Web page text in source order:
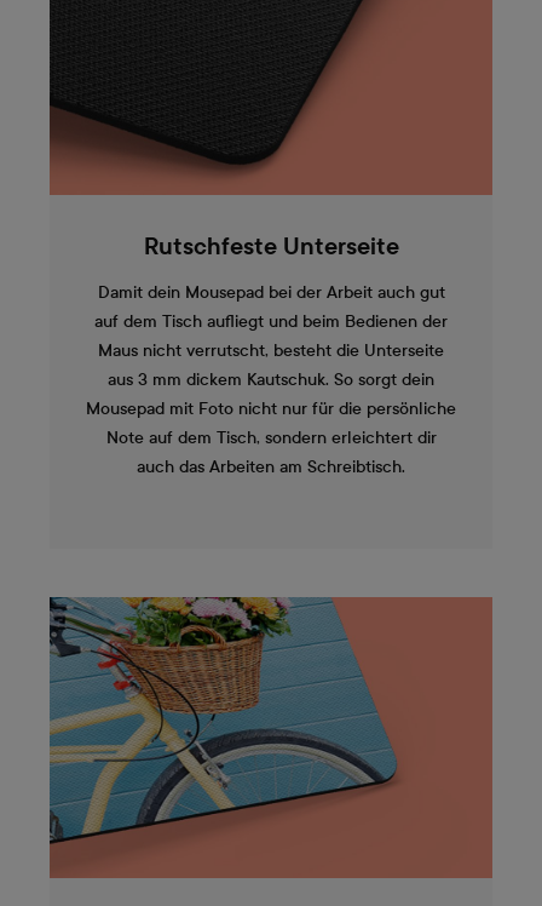
Rutschfeste Unterseite
Damit dein Mousepad bei der Arbeit auch gut
auf dem Tisch aufliegt und beim Bedienen der
Maus nicht verrutscht, besteht die Unterseite
aus 3 mm dickem Kautschuk. So sorgt dein
Mousepad mit Foto nicht nur für die persönliche
Note auf dem Tisch, sondern erleichtert dir
auch das Arbeiten am Schreibtisch.